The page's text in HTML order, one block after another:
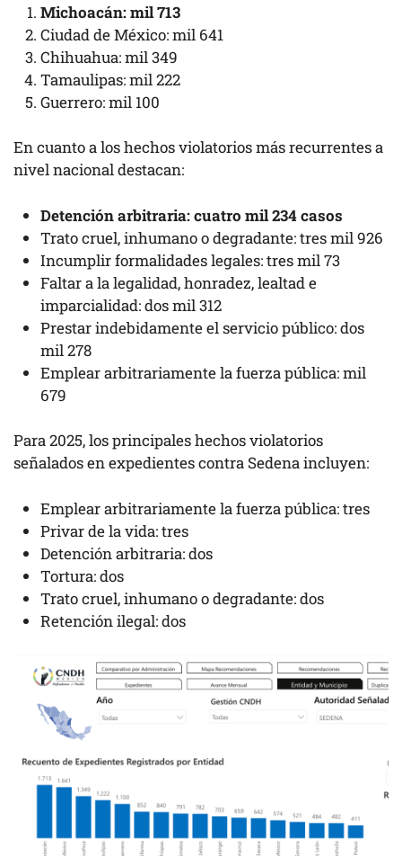
Michoacán: mil 713
Ciudad de México: mil 641
Chihuahua: mil 349
Tamaulipas: mil 222
Guerrero: mil 100
En cuanto a los hechos violatorios más recurrentes a
nivel nacional destacan:
Detención arbitraria: cuatro mil 234 casos
Trato cruel, inhumano o degradante: tres mil 926
Incumplir formalidades legales: tres mil 73
Faltar a la legalidad, honradez, lealtad e
imparcialidad: dos mil 312
Prestar indebidamente el servicio público: dos
mil 278
Emplear arbitrariamente la fuerza pública: mil
679
Para 2025, los principales hechos violatorios
señalados en expedientes contra Sedena incluyen:
Emplear arbitrariamente la fuerza pública: tres
Privar de la vida: tres
Detención arbitraria: dos
Tortura: dos
Trato cruel, inhumano o degradante: dos
Retención ilegal: dos